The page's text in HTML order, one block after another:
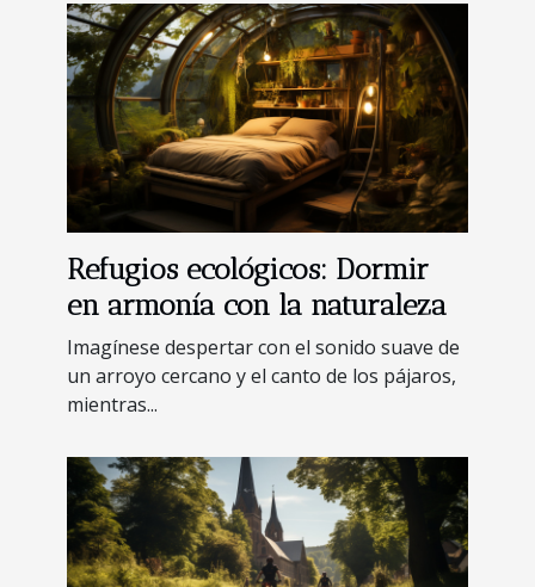
Refugios ecológicos: Dormir
en armonía con la naturaleza
Imagínese despertar con el sonido suave de
un arroyo cercano y el canto de los pájaros,
mientras...